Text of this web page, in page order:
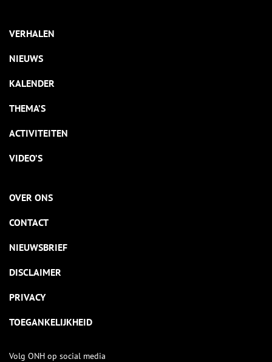
VERHALEN
NIEUWS
KALENDER
THEMA’S
ACTIVITEITEN
VIDEO’S
OVER ONS
CONTACT
NIEUWSBRIEF
DISCLAIMER
PRIVACY
TOEGANKELIJKHEID
Volg ONH op social media